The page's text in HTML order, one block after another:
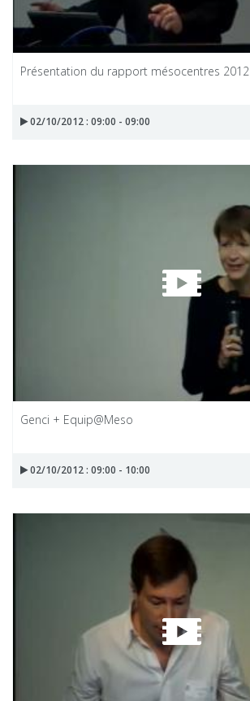
Présentation du rapport mésocentres 2012
02/10/2012 : 09:00 - 09:00
Genci + Equip@Meso
02/10/2012 : 09:00 - 10:00